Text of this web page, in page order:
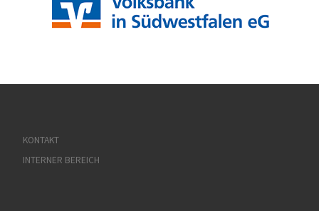
KONTAKT
INTERNER BEREICH